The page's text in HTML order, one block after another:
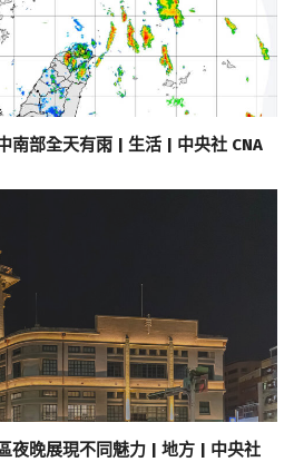
部全天有雨 | 生活 | 中央社 CNA
夜晚展現不同魅力 | 地方 | 中央社